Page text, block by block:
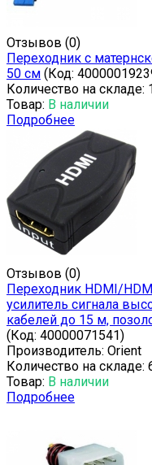
Отзывов (0)
Переходник с
50 см (Код:
Количество на складе:
Товар: В наличии
Подробнее
Отзывов (0)
Переходник HDMI/
усилитель сигнала
кабелей до 15 м,
(Код: 40000071541)
Производитель: Orient
Количество на складе:
Товар: В наличии
Подробнее